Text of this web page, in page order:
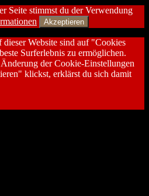
Seite stimmst du der Verwendung
Akzeptieren
Website sind auf "Cookies
Surferlebnis zu ermöglichen.
der Cookie-Einstellungen
klickst, erklärst du sich damit